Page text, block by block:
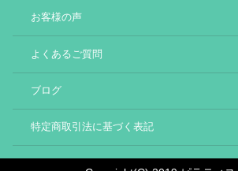
お客様の声
よくあるご質問
ブログ
特定商取引法に基づく表記